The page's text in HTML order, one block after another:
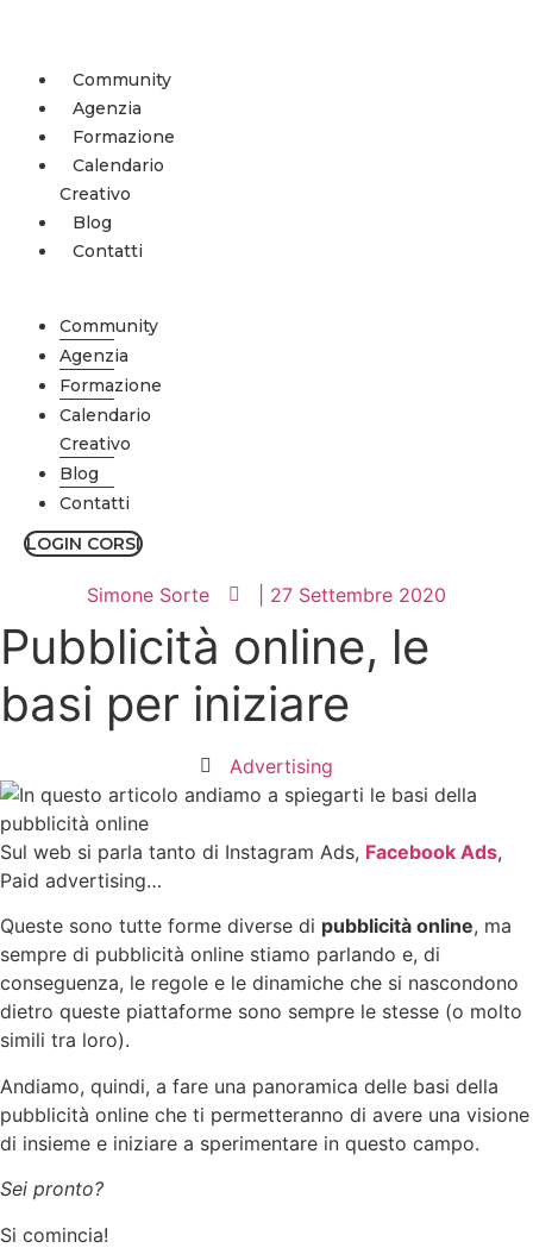
contenutoCommunity
Agenzia
Formazione
Calendario
Creativo
Blog
Contatti
Community
Agenzia
Formazione
Calendario
Creativo
Blog
Contatti
LOGIN CORSI
Simone Sorte 27 Settembre 2020
Pubblicità online, le
basi per iniziare
Advertising
Sul web si parla tanto di Instagram Ads, Facebook Ads,
Paid advertising…
Queste sono tutte forme diverse di pubblicità online, ma
sempre di pubblicità online stiamo parlando e, di
conseguenza, le regole e le dinamiche che si nascondono
dietro queste piattaforme sono sempre le stesse (o molto
simili tra loro).
Andiamo, quindi, a fare una panoramica delle basi della
pubblicità online che ti permetteranno di avere una visione
di insieme e iniziare a sperimentare in questo campo.
Sei pronto?
Si comincia!